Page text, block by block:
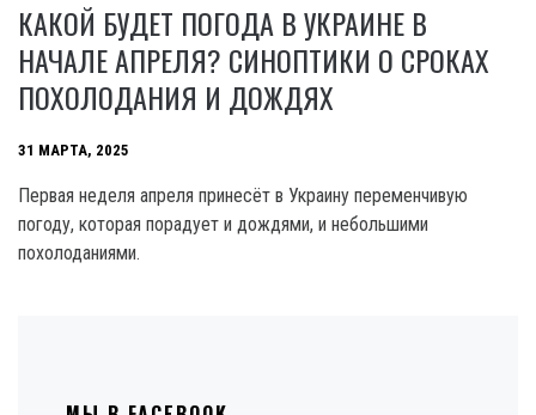
КАКОЙ БУДЕТ ПОГОДА В УКРАИНЕ В
НАЧАЛЕ АПРЕЛЯ? СИНОПТИКИ О СРОКАХ
ПОХОЛОДАНИЯ И ДОЖДЯХ
31 МАРТА, 2025
Первая неделя апреля принесёт в Украину переменчивую
погоду, которая порадует и дождями, и небольшими
похолоданиями.